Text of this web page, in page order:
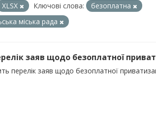
XLSX Ключові слова:
безоплатна
міська рада
заяв щодо безоплатної
перелік заяв щодо безоплатної